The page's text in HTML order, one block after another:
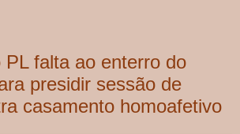
PL falta ao enterro do
presidir sessão de
casamento homoafetivo